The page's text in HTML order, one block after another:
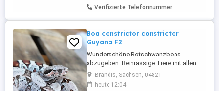
zukünftige Zuhause unserer Babys sehr
August ...
Verifizierte Telefonnummer
Boa constrictor constrictor
Guyana F2
Wunderschöne Rotschwanzboas
abzugeben. Reinrassige Tiere mit allen
Papieren aus eigener Nachzucht. Bei
Interesse gern melden.
Brandis, Sachsen, 04821
heute 12:04